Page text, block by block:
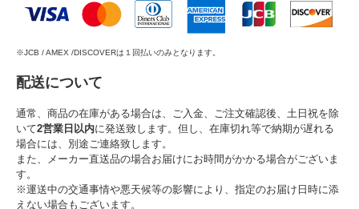
※JCB / AMEX /DISCOVERは１回払いのみとなります。
配送について
通常、商品の在庫がある場合は、ご入金、ご注文確認後、土日祝を除
いて2営業日以内に発送致します。但し、在庫切れ等で納期が遅れる
場合には、別途ご連絡致します。
また、メーカー直送品の場合お届けにお時間がかかる場合がございま
す。
※運送中の交通事情や悪天候等の影響により、指定のお届け日時に添
えない場合もございます。